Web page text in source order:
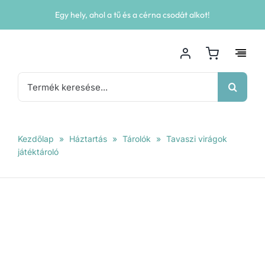
Egy hely, ahol a tű és a cérna csodát alkot!
Keresés...
Kezdőlap » Háztartás » Tárolók » Tavaszi virágok
játéktároló